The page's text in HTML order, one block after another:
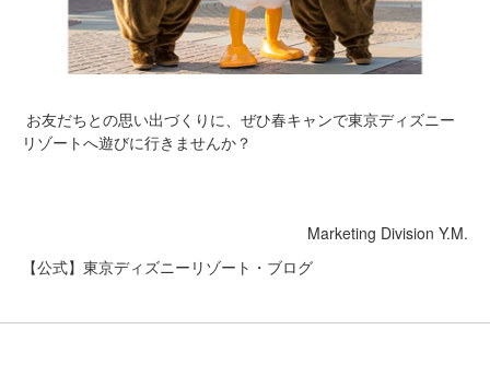
お友だちとの思い出づくりに、ぜひ春キャンで東京ディズニー
リゾートへ遊びに行きませんか？
Marketing Division Y.M.
【公式】東京ディズニーリゾート・ブログ